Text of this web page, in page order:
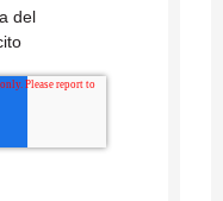
del